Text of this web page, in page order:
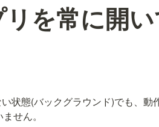
を常に開
状態(バックグラウンド)でも、動
せん。